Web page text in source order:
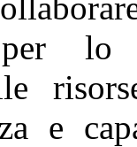
per
e